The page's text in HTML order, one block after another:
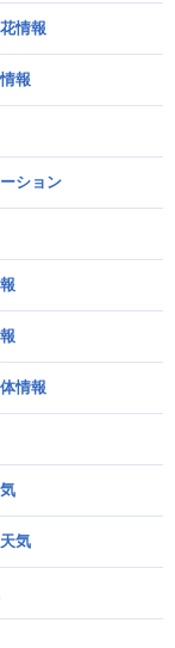
情報
報
ション
情報
気